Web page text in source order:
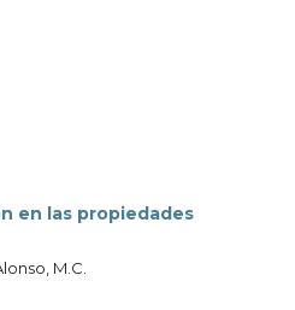
en las propiedades
M.C.